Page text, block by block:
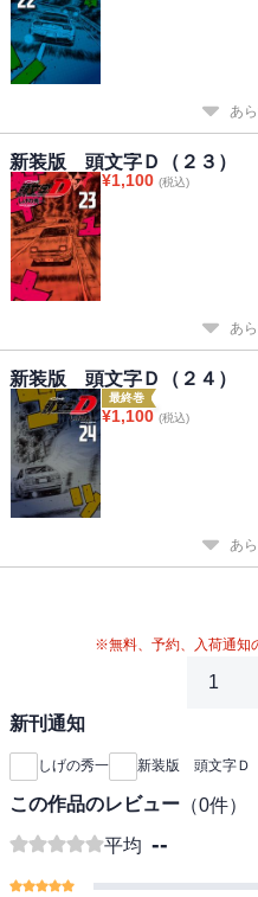
あ
新装版 頭文字Ｄ（２３）
¥1,100 (税込)
あ
新装版 頭文字Ｄ（２４）
最終巻
¥1,100 (税込)
あ
※無料、予約、入荷通知
1
新刊通知
しげの秀一 新装版 頭文字Ｄ
この作品のレビュー （0件）
平均 --